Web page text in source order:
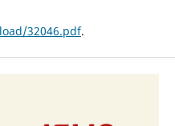
32046.pdf.